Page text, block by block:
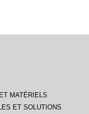
MATÉRIELS
ET SOLUTIONS